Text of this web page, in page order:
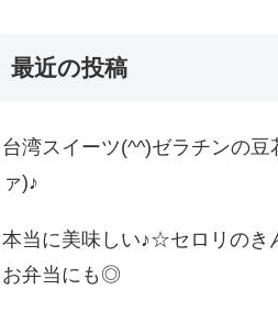
最近の投稿
台湾スイーツ(^^)ゼラチンの豆
ァ)♪
本当に美味しい♪☆セロリの
お弁当にも◎